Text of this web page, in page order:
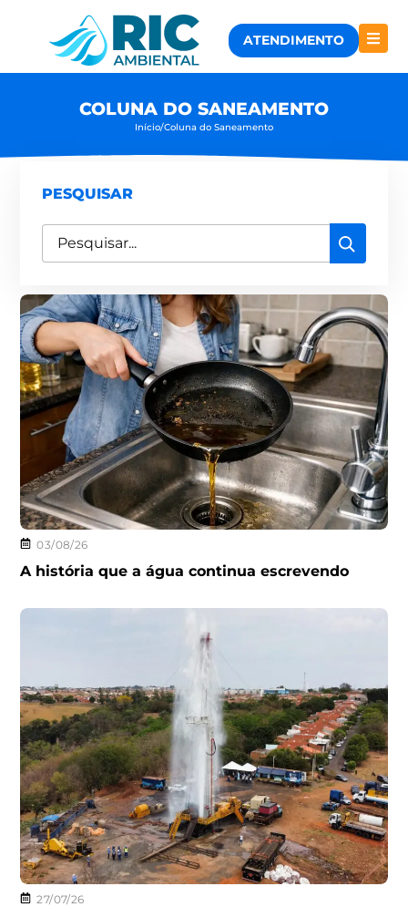
ATENDIMENTO
COLUNA DO SANEAMENTO
Início/Coluna do Saneamento
03/08/26
A história que a água continua escrevendo
27/07/26
PESQUISAR